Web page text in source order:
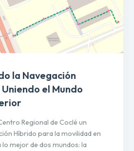
la Navegación
el Mundo
Regional de Coclé un
Híbrido para la movilidad en
mejor de dos mundos: la